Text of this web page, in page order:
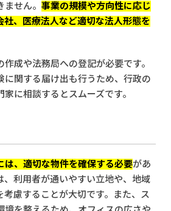
せん。 事業の規模や方向性に応じ
社、医療法人など適切な法人形態を
成や法務局への登記が必要です。
に関する届け出も行うため、行政の
に相談するとスムーズです。
は、適切な物件を確保する必要があ
、利用者が通いやすい立地や、地域
考慮することが大切です。また、ス